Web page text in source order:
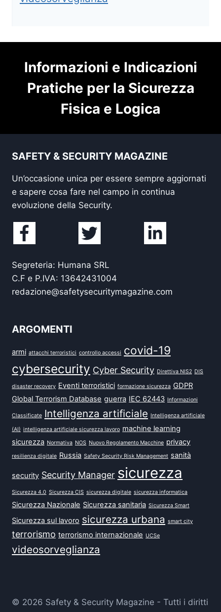
Informazioni e Indicazioni
Pratiche per la Sicurezza
Fisica e Logica
SAFETY & SECURITY MAGAZINE
Un’occasione unica per essere sempre aggiornati
e sapere cosa fare nel campo in continua
evoluzione della Security.
Segreteria: Humana SRL
C.F e P.IVA: 13642431004
redazione@safetysecuritymagazine.com
ARGOMENTI
armi attacchi terroristici controllo accessi covid-19
cybersecurity Cyber Security Direttiva NIS2 DIS
disaster recovery Eventi terroristici formazione sicurezza GDPR
Global Terrorism Database guerra IEC 62443 Informazioni
Classificate Intelligenza artificiale Intelligenza artificiale
(AI) intelligenza artificiale sicurezza lavoro machine learning
sicurezza Normativa NOS Nuovo Regolamento Macchine privacy
resilienza digitale Russia Safety Security Risk Management sanità
security Security Manager sicurezza
Sicurezza 4.0 Sicurezza CIS sicurezza digitale sicurezza informatica
Sicurezza Nazionale Sicurezza sanitaria Sicurezza Smart
Sicurezza sul lavoro sicurezza urbana smart city
terrorismo terrorismo internazionale UCSe
videosorveglianza
© 2026 Safety & Security Magazine - Tutti i diritti